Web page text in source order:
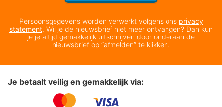
Persoonsgegevens worden verwerkt volgens ons privacy
statement. Wil je de nieuwsbrief niet meer ontvangen? Dan kun
je je altijd gemakkelijk uitschrijven door onderaan de
nieuwsbrief op “afmelden” te klikken.
Je betaalt veilig en gemakkelijk via: